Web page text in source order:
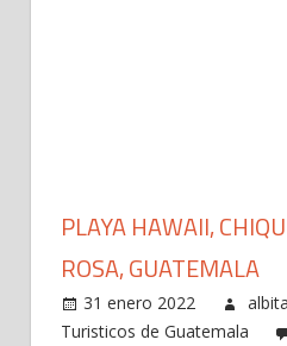
PLAYA HAWAII,
ROSA, GUATEMALA
31 enero 2022
Turisticos de Guatemala